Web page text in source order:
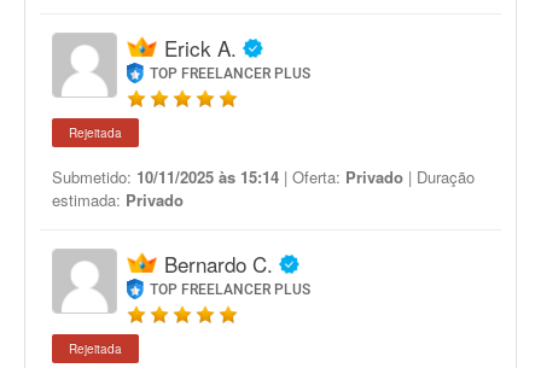
Erick A.
TOP FREELANCER PLUS
Rejeitada
Submetido: 10/11/2025 às 15:14 | Oferta: Privado | Duração
estimada: Privado
Bernardo C.
TOP FREELANCER PLUS
Rejeitada